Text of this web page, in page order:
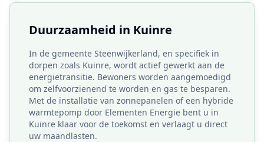
Duurzaamheid in Kuinre
In de gemeente Steenwijkerland, en specifiek in
dorpen zoals Kuinre, wordt actief gewerkt aan de
energietransitie. Bewoners worden aangemoedigd
om zelfvoorzienend te worden en gas te besparen.
Met de installatie van zonnepanelen of een hybride
warmtepomp door Elementen Energie bent u in
Kuinre klaar voor de toekomst en verlaagt u direct
uw maandlasten.